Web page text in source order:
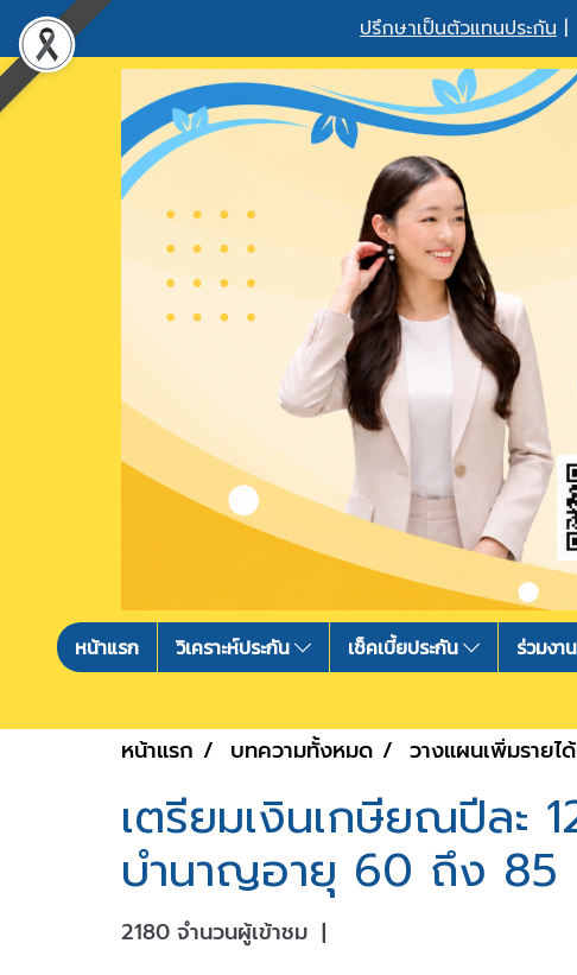
ปรึกษาเป็นตัวแทนประกัน |
หน้าแรก วิเคราะห์ประกัน เช็คเบี้ยประกัน ร่วมงา
หน้าแรก บทความทั้งหมด วางแผนเพิ่มรายได้
เตรียมเงินเกษียณปีละ
บำนาญอายุ 60 ถึง 85
2180 จำนวนผู้เข้าชม |